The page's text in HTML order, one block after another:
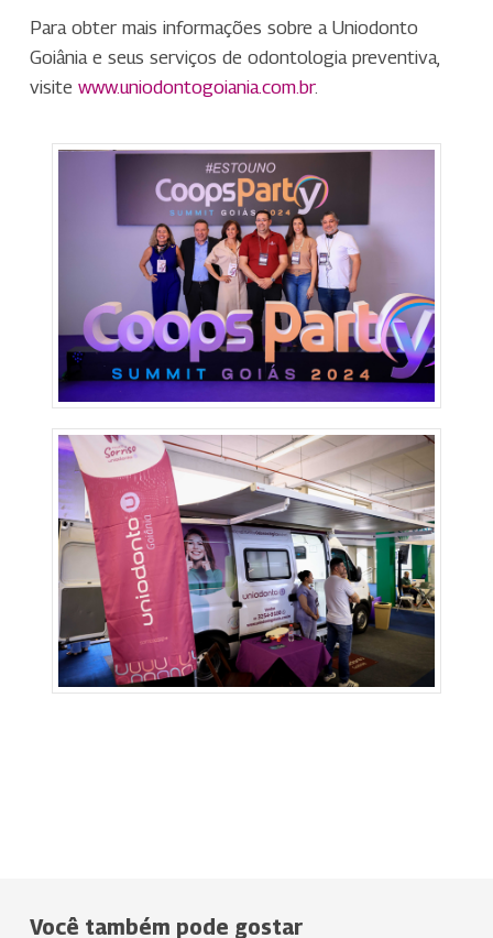
Para obter mais informações sobre a Uniodonto
Goiânia e seus serviços de odontologia preventiva,
visite www.uniodontogoiania.com.br.
Você também pode gostar